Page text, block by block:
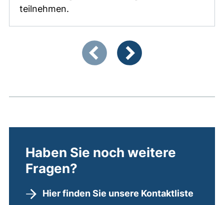
teilnehmen.
Zeigt Folie 1 von 4
Haben Sie noch weitere
Fragen?
Hier finden Sie unsere Kontaktliste